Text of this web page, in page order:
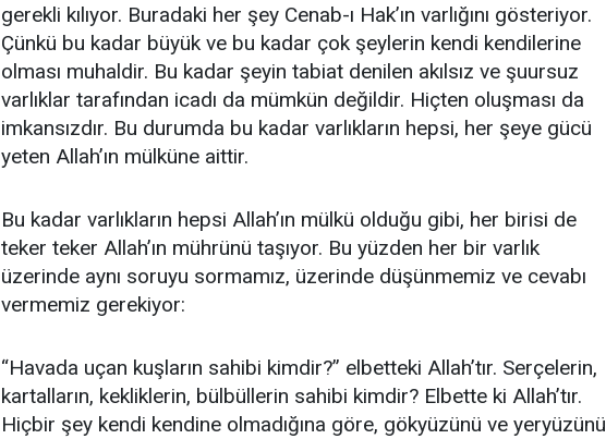
gerekli kılıyor. Buradaki her şey Cenab-ı Hak’ın varlığını gösteriyor.
Çünkü bu kadar büyük ve bu kadar çok şeylerin kendi kendilerine
olması muhaldir. Bu kadar şeyin tabiat denilen akılsız ve şuursuz
varlıklar tarafından icadı da mümkün değildir. Hiçten oluşması da
imkansızdır. Bu durumda bu kadar varlıkların hepsi, her şeye gücü
yeten Allah’ın mülküne aittir.
Bu kadar varlıkların hepsi Allah’ın mülkü olduğu gibi, her birisi de
teker teker Allah’ın mührünü taşıyor. Bu yüzden her bir varlık
üzerinde aynı soruyu sormamız, üzerinde düşünmemiz ve cevabı
vermemiz gerekiyor:
“Havada uçan kuşların sahibi kimdir?” elbetteki Allah’tır. Serçelerin,
kartalların, kekliklerin, bülbüllerin sahibi kimdir? Elbette ki Allah’tır.
Hiçbir şey kendi kendine olmadığına göre, gökyüzünü ve yeryüzünü